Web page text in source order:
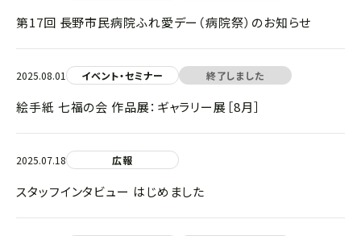
第17回 長野市民病院ふれ愛デー（病院祭）のお知らせ
2025.08.01 イベント・セミナー 終了しました
絵手紙 七福の会 作品展：ギャラリー展［8月］
2025.07.18 広報
スタッフインタビュー はじめました